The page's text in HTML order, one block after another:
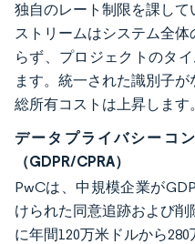
独自のレート制限を課し
ストリームはシステム全
らず、プロジェクトのタ
ます。統一された識別子が
総所有コストは上昇します。
データプライバシーコ
（GDPR/CPRA）
PwCは、中規模企業が
けられた同意追跡および
に年間120万米ドルから